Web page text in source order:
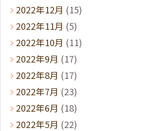
2022年12月 (15)
2022年11月 (5)
2022年10月 (11)
2022年9月 (17)
2022年8月 (17)
2022年7月 (23)
2022年6月 (18)
2022年5月 (22)